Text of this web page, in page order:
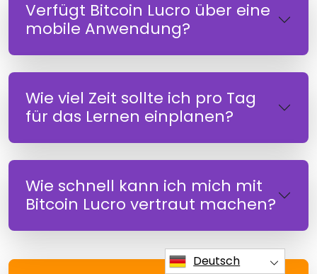
Verfügt Bitcoin Lucro über eine
mobile Anwendung?
Wie viel Zeit sollte ich pro Tag
für das Lernen einplanen?
Wie schnell kann ich mich mit
Bitcoin Lucro vertraut machen?
Deutsch